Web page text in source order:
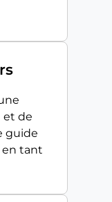
et de
guide
en tant